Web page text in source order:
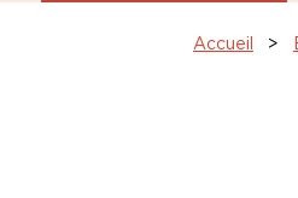
Accueil